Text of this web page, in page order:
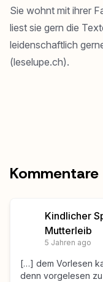
Sie wohnt mit ihrer
liest sie gern die
leidenschaftlich
(leselupe.ch).
Kommentare
Kindlicher
Mutterleib
5 Jahren ago
[…] dem Vorlesen
denn vorgelesen